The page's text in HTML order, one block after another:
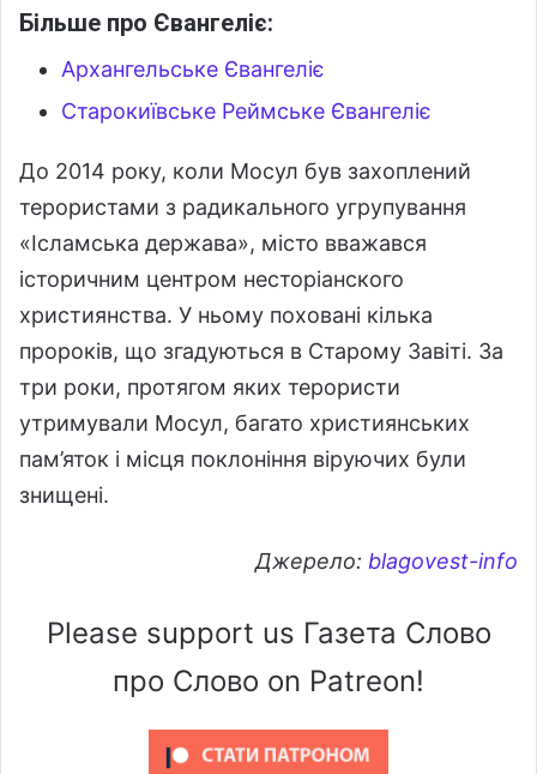
Більше про Євангеліє:
Архангельське Євангеліє
Старокиївське Реймське Євангеліє
До 2014 року, коли Мосул був захоплений
терористами з радикального угрупування
«Ісламська держава», місто вважався
історичним центром несторіанского
християнства. У ньому поховані кілька
пророків, що згадуються в Старому Завіті. За
три роки, протягом яких терористи
утримували Мосул, багато християнських
пам’яток і місця поклоніння віруючих були
знищені.
Джерело: blagovest-info
Please support us Газета Слово
про Слово on Patreon!